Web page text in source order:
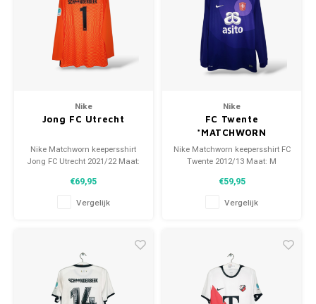
Nike
Jong FC Utrecht
Nike Matchworn keepersshirt
Jong FC Utrecht 2021/22 Maat:
(gebruikt)
€69,95
Vergelijk
Nike
FC Twente
*MATCHWORN
Nike Matchworn keepersshirt FC
Twente 2012/13 Maat: M
(gebruikt)
€59,95
Vergelijk